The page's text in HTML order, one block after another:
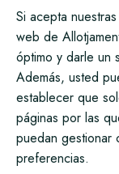
Si acepta
web de
óptimo y darle un
Además, usted
establecer que
páginas por las
puedan gestionar
preferencias.